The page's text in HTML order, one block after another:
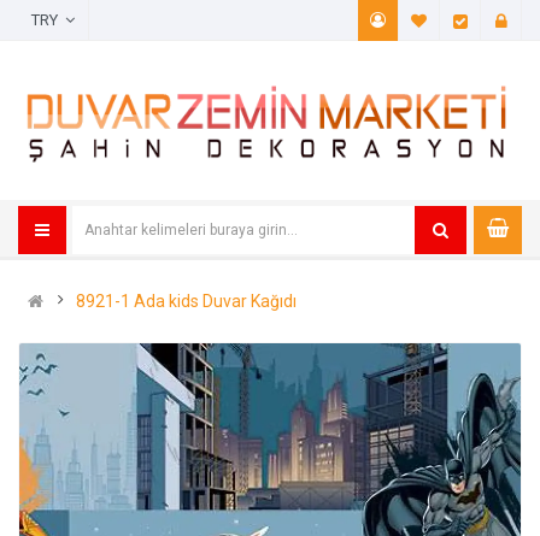
A. Listem
8921-1 Ada kids Duvar Kağıdı